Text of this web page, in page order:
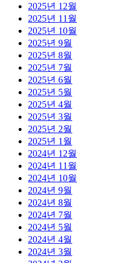
2025년 12월
2025년 11월
2025년 10월
2025년 9월
2025년 8월
2025년 7월
2025년 6월
2025년 5월
2025년 4월
2025년 3월
2025년 2월
2025년 1월
2024년 12월
2024년 11월
2024년 10월
2024년 9월
2024년 8월
2024년 7월
2024년 5월
2024년 4월
2024년 3월